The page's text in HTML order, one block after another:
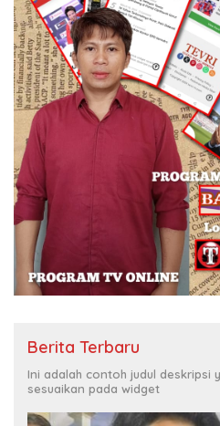
Berita Terbaru
Ini adalah contoh judul deskripsi
sesuaikan pada widget